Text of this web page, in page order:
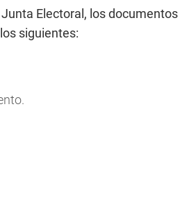
Electoral, los
siguientes: